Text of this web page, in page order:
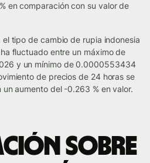
en comparación con su valor de
tipo de cambio de rupia indonesia
fluctuado entre un máximo de
y un mínimo de 0.0000553434
de precios de 24 horas se
aumento del -0.263 % en valor.
sobre